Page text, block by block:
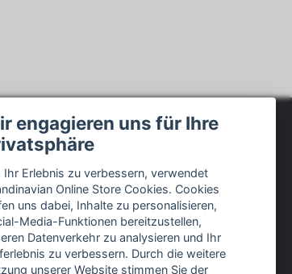
Facebook
Instagram
Twitter
engagieren uns für Ihre
Ihr Erlebnis zu verbessern, verwendet
Online Store Cookies. Cookies
uns dabei, Inhalte zu personalisieren,
Media-Funktionen bereitzustellen,
Datenverkehr zu analysieren und Ihr
zu verbessern. Durch die weitere
unserer Website stimmen Sie der